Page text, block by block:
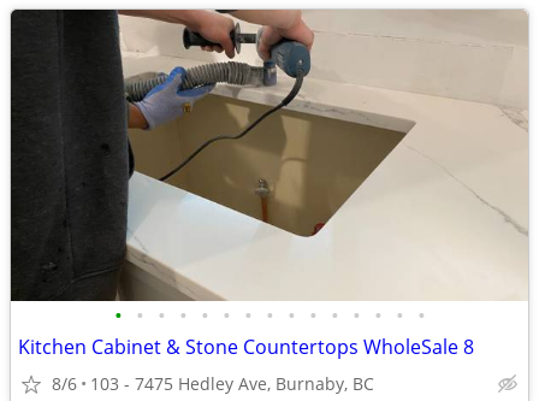
• • • • • • • • • • • • • • •
Kitchen Cabinet & Stone Countertops WholeSale 8
8/6 103 - 7475 Hedley Ave, Burnaby, BC